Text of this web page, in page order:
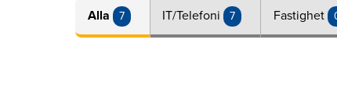
Alla 7 IT/Telefoni 7 Fastighet